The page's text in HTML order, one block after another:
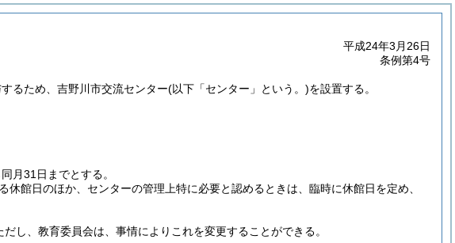
平成24年3月26日
条例第4号
るため、吉野川市交流センター(以下「センター」という。)を設置する。
月31日までとする。
休館日のほか、センターの管理上特に必要と認めるときは、臨時に休館日を定め、
だし、教育委員会は、事情によりこれを変更することができる。